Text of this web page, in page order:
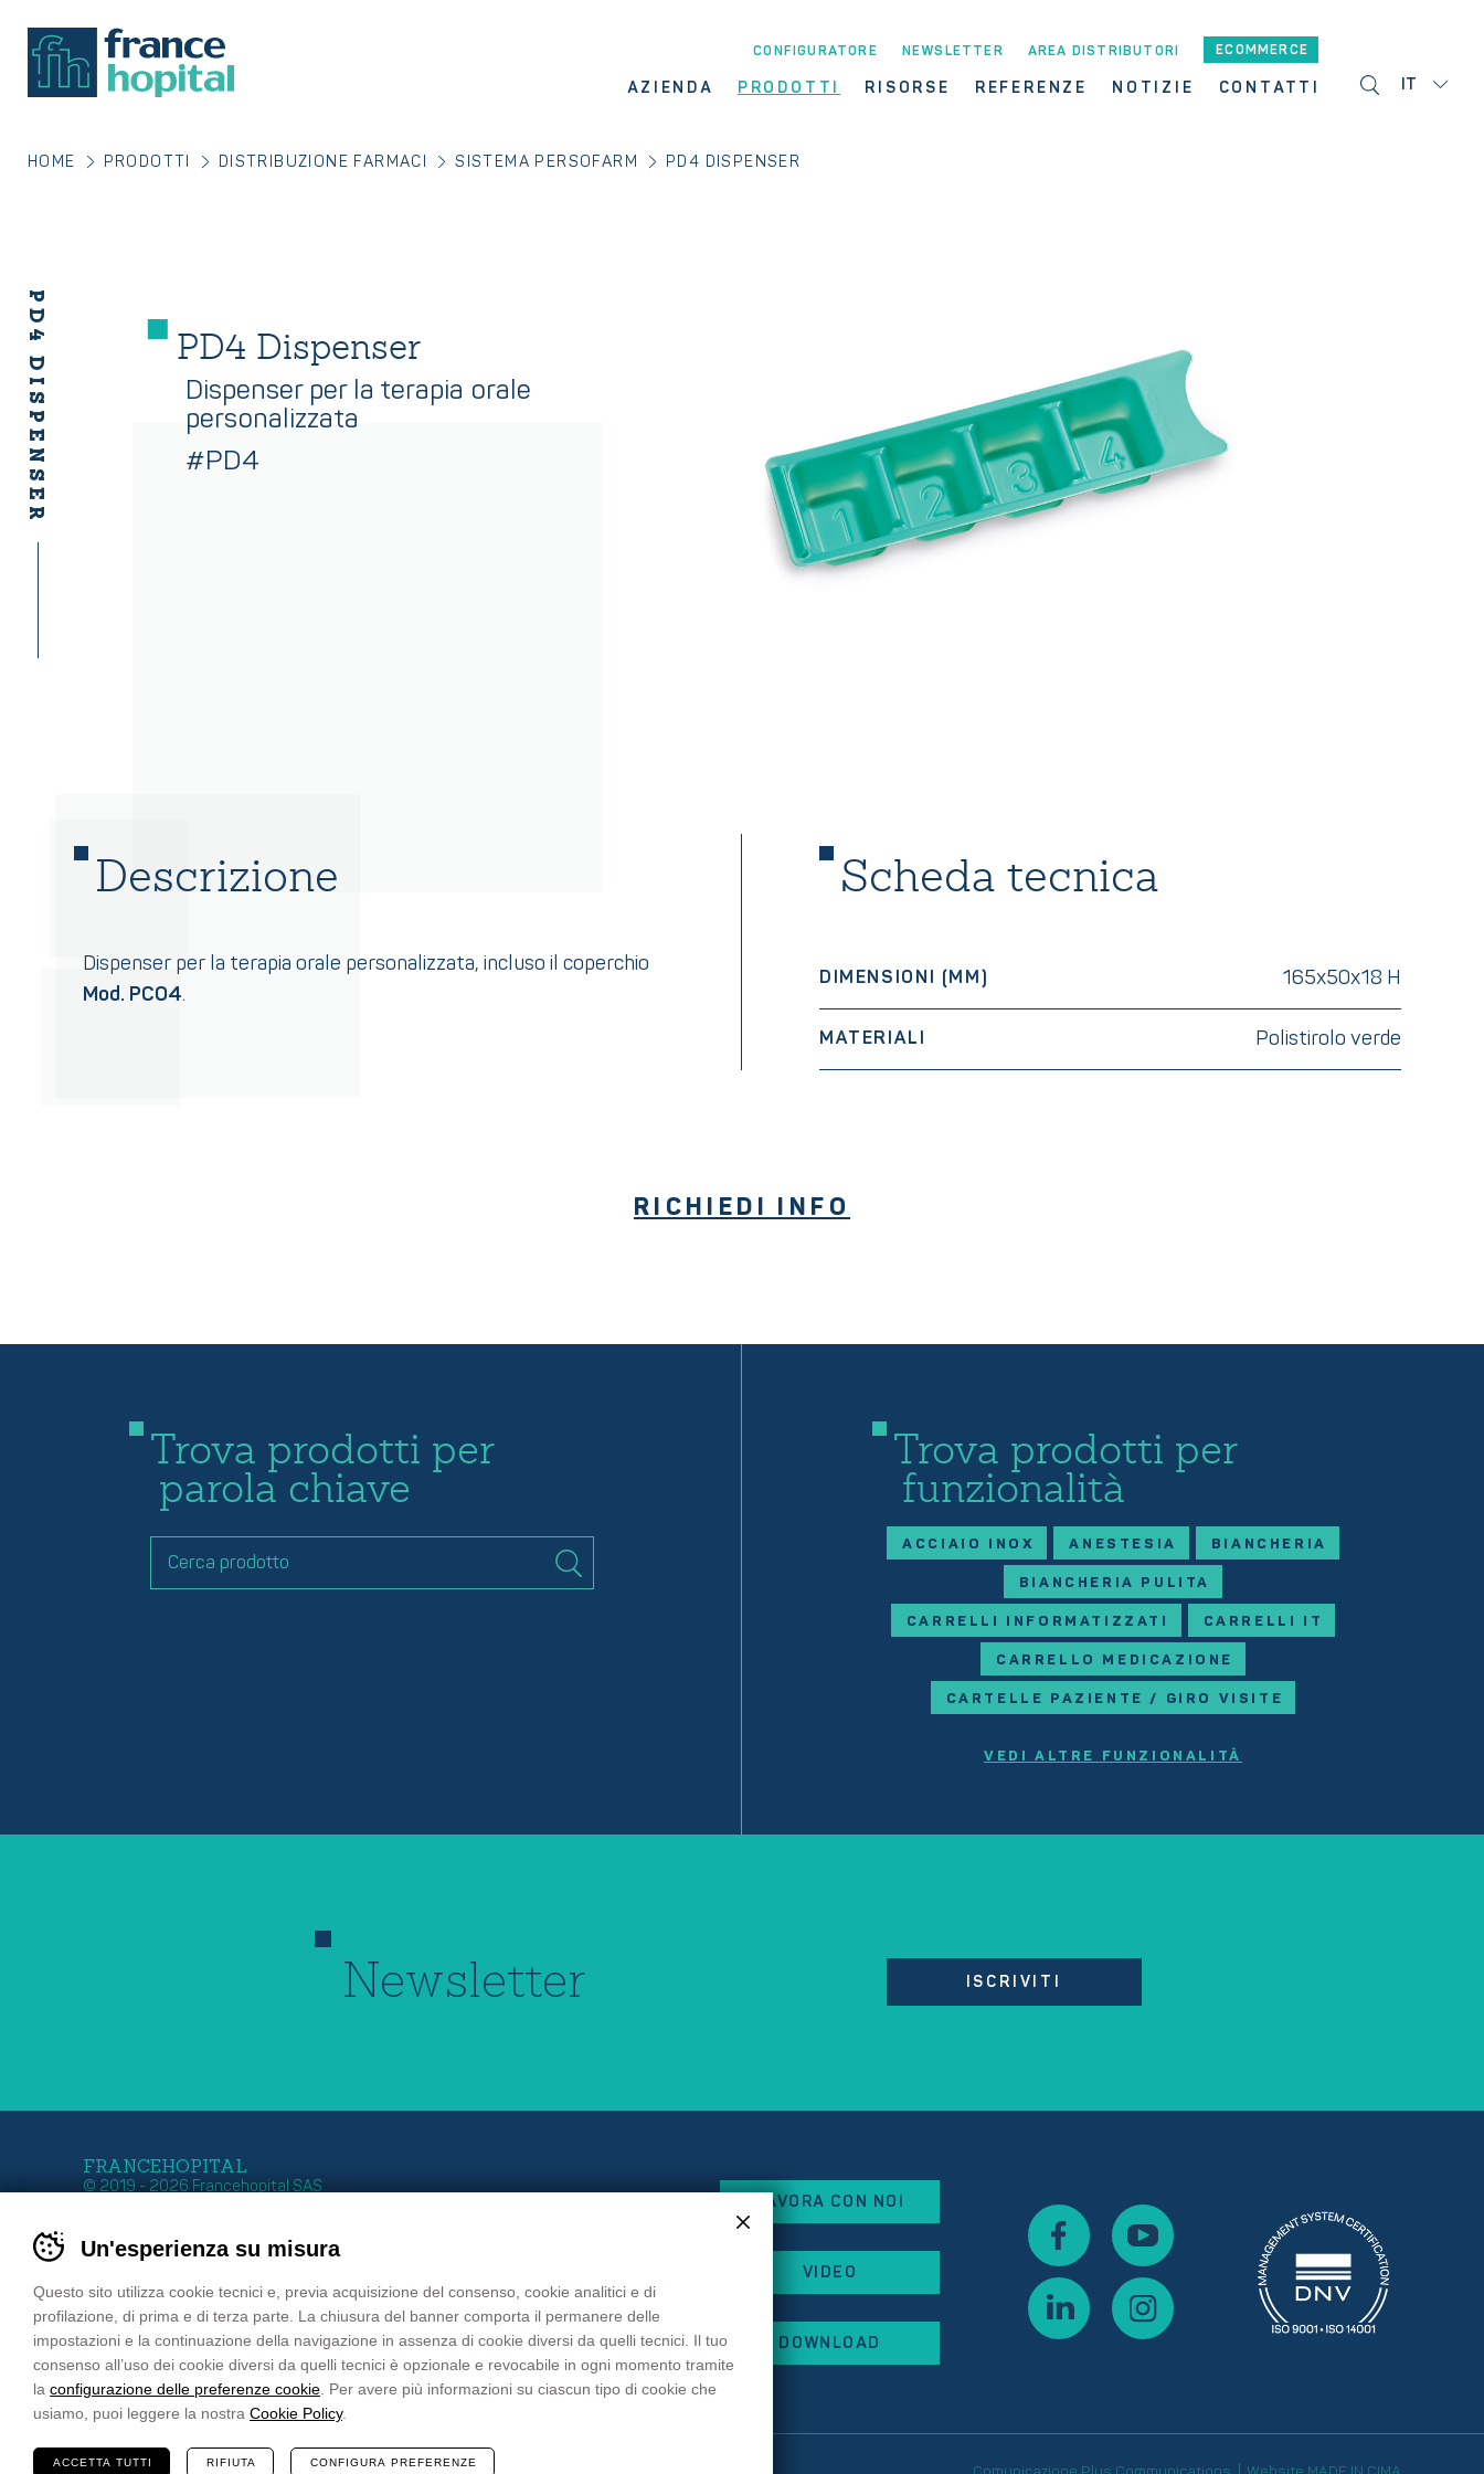
AZIENDA PRODOTTI RISORSE REFERENZE NOTIZIE CONTATTI
ECOMMERCE
CONFIGURATORE NEWSLETTER AREA DISTRIBUTORI
IT
PD4 DISPENSER
HOME PRODOTTI DISTRIBUZIONE FARMACI SISTEMA PERSOFARM PD4 DISPENSER
PD4 Dispenser
Dispenser per la terapia orale
personalizzata
#PD4
Descrizione
Dispenser per la terapia orale personalizzata, incluso il coperchio
Mod. PCO4.
Scheda tecnica
DIMENSIONI (MM) 165x50x18 H
MATERIALI Polistirolo verde
RICHIEDI INFO
Trova prodotti per
parola chiave
Trova prodotti per
funzionalità
ACCIAIO INOX ANESTESIA BIANCHERIA
BIANCHERIA PULITA
CARRELLI INFORMATIZZATI CARRELLI IT
CARRELLO MEDICAZIONE
CARTELLE PAZIENTE / GIRO VISITE
VEDI ALTRE FUNZIONALITÀ
Newsletter ISCRIVITI
FRANCEHOPITAL
© 2019 - 2026 Francehopital SAS
Zona Industriale 11
Tel. +39 0473 552 611
Fax +39 0473 552 699
email
info@francehopital.com
PECfrancehopital@pec.it
Z.I. Ouest – 27 Rue Georges Besse
67151 ERSTEIN Cedex
FRANCE
Tél. : +33 03 88 59 87 87
Fax : +33 03 88 98 04 44
email:francehopital@francehopital.fr
LAVORA CON NOI
VIDEO
DOWNLOAD
Sitemap Privacy Policy Cookie Policy Preferenze cookie
Un'esperienza su misura
Questo sito utilizza cookie tecnici e, previa acquisizione del consenso, cookie analitici e di
profilazione, di prima e di terza parte. La chiusura del banner comporta il permanere delle
impostazioni e la continuazione della navigazione in assenza di cookie diversi da quelli tecnici. Il tuo
consenso all’uso dei cookie diversi da quelli tecnici è opzionale e revocabile in ogni momento tramite
la configurazione delle preferenze cookie . Per avere più informazioni su ciascun tipo di cookie che
usiamo, puoi leggere la nostra Cookie Policy.
ACCETTA TUTTI RIFIUTA CONFIGURA PREFERENZE